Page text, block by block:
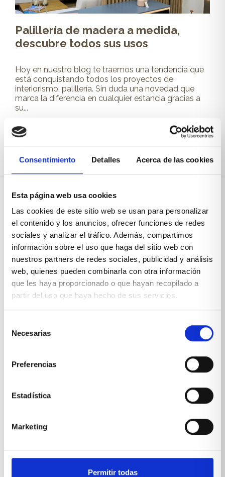
Consentimiento Detalles Acerca de las cookies
Esta página web usa cookies
Las cookies de este sitio web se usan para personalizar
el contenido y los anuncios, ofrecer funciones de redes
sociales y analizar el tráfico. Además, compartimos
información sobre el uso que haga del sitio web con
nuestros partners de redes sociales, publicidad y análisis
web, quienes pueden combinarla con otra información
que les haya proporcionado o que hayan recopilado a
partir del uso que haya hecho de sus servicios.
Necesarias
Preferencias
Estadística
Marketing
Permitir todas
Palillería de madera a medida,
descubre todos sus usos
Hoy en nuestro blog te traemos una tendencia que
está conquistando todos los proyectos de
interiorismo: palillería. Sin duda una novedad que
marca la diferencia en cualquier estancia gracias a
su...
Leer más
Sobre Xíkara
Inicio
Blog
Reseñas Google
Carpintería a medida
Profesionales